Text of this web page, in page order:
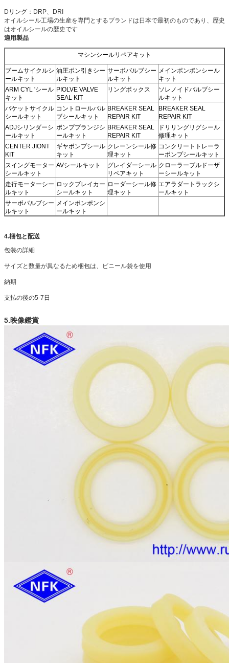
Dリング：DRP、DRI
オイルシール工場の生産を専門とするブランドは日本で最初のものであり、歴史
はオイルシールの歴史です
適用製品
マシンシールリペアキット
ブームサイクルシ
ールキット
油圧ポン引きシー
ルキット
サーボバルブシー
ルキット
メインポンポンシール
キット
ARM CYL 'シール
キット
PIOLVE VALVE
SEAL KIT
リングボックス
ソレノイドバルブシー
ルキット
バケットサイクル
シールキット
コントロールバル
ブシールキット
BREAKER SEAL
REPAIR KIT
BREAKER SEAL
REPAIR KIT
ADJシリンダーシ
ールキット
ポンププランジシ
ールキット
BREAKER SEAL
REPAIR KIT
ドリリングリグシール
修理キット
CENTER JIONT
KIT
ギヤポンプシール
キット
クレーンシール修
理キット
コンクリートトレーラ
ーポンプシールキット
スイングモーター
シールキット
AVシールキット
グレイダーシール
リペアキット
クローラーブルドーザ
ーシールキット
走行モーターシー
ルキット
ロックブレイカー
シールキット
ローダーシール修
理キット
エアラダートラックシ
ールキット
サーボバルブシー
ルキット
メインポンポンシ
ールキット
4.梱包と配送
包装の詳細
サイズと数量が異なるため梱包は、ビニール袋を使用
納期
支払の後の5-7日
5.映像鑑賞